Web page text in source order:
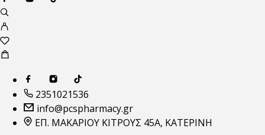
2351021536
info@pcspharmacy.gr
ΕΠ. ΜΑΚΑΡΙΟΥ ΚΙΤΡΟΥΣ 45Α, ΚΑΤΕΡΙΝΗ